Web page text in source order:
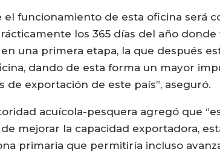
funcionamiento de esta oficina será
los 365 días del año
una primera etapa, la que después
dando de esta forma un mayor
de exportación de este país”, aseguró.
acuícola-pesquera agregó que
mejorar la capacidad exportadora,
primaria que permitiría incluso